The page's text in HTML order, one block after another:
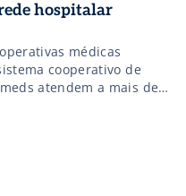
hospitalar
médicas
cooperativo de
atendem a mais de